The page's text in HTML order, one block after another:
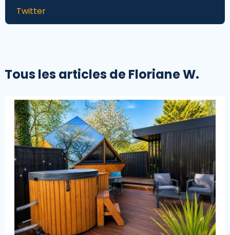
Twitter
Tous les articles de Floriane W.